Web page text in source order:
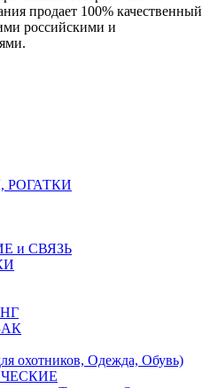
продает 100% качественный
российскими и
РОГАТКИ
и СВЯЗЬ
охотников, Одежда, Обувь)